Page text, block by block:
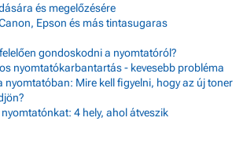
és megelőzésére
Epson és más tintasugaras
gondoskodni a nyomtatóról?
nyomtatókarbantartás - kevesebb probléma
nyomtatóban: Mire kell figyelni, hogy az új toner
4 hely, ahol átveszik